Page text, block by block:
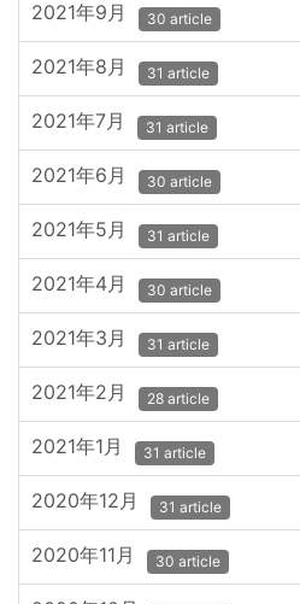
2021年9月 30 article
2021年8月 31 article
2021年7月 31 article
2021年6月 30 article
2021年5月 31 article
2021年4月 30 article
2021年3月 31 article
2021年2月 28 article
2021年1月 31 article
2020年12月 31 article
2020年11月 30 article